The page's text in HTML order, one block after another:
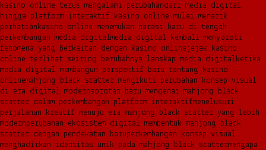
kasino online terus mengalami perubahandari media digital
hingga platform interaktif kasino online mulai menarik
perhatian kasino online menemukan narasi baru di tengah
perkembangan media digitalmedia digital kembali menyoroti
fenomena yang berkaitan dengan kasino onlinejejak kasino
online terlihat seiring berubahnya lanskap media digital ketika
media digital membangun perspektif baru tentang kasino
onlinemahjong black scatter mengikuti perubahan konsep visual
di era digital modernsorotan baru mengenai mahjong black
scatter dalam perkembangan platform interaktifmenelusuri
perjalanan kreatif menuju era mahjong black scatter yang lebih
modernperubahan ekosistem digital membentuk mahjong black
scatter dengan pendekatan baruperkembangan konsep visual
menghadirkan identitas unik pada mahjong black scattermengapa